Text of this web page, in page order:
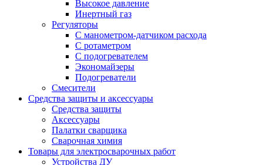
Высокое давление
Инертный газ
Регуляторы
С манометром-датчиком расхода
С ротаметром
С подогревателем
Экономайзеры
Подогреватели
Смесители
Средства защиты и аксессуары
Средства защиты
Аксессуары
Палатки сварщика
Сварочная химия
Товары для электросварочных работ
Устройства ДУ